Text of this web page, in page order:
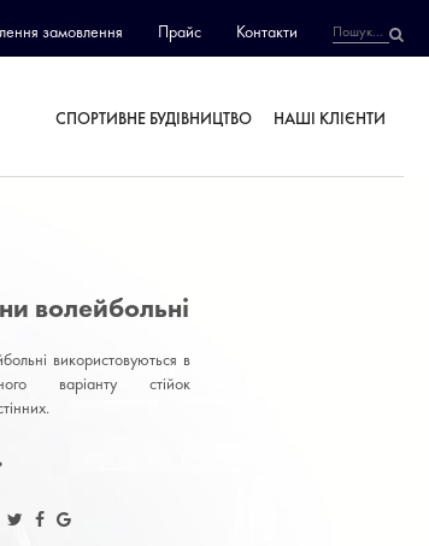
замовлення Прайс Контакти
СПОРТИВНЕ БУДІВНИЦТВО НАШІ КЛІЄНТИ
волейбольні
використовуються в
варіанту стійок